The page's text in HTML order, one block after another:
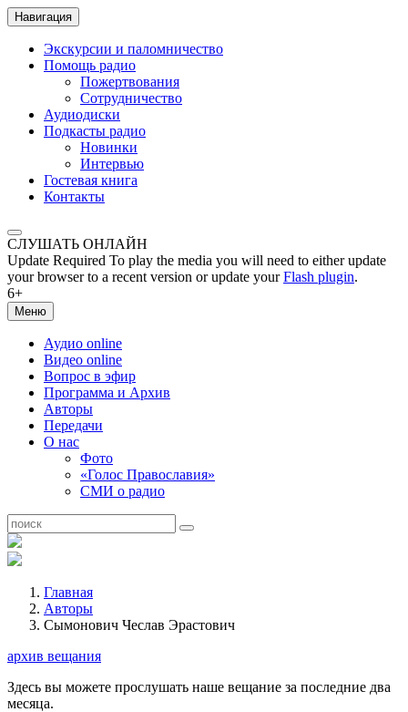
Навигация
Экскурсии и паломничество
Помощь радио
Пожертвования
Сотрудничество
Аудиодиски
Подкасты радио
Новинки
Интервью
Гостевая книга
Контакты
СЛУШАТЬ ОНЛАЙН
Update Required To play the media you will need to either update
your browser to a recent version or update yourFlash plugin.
6+
Меню
Аудио online
Видео online
Вопрос в эфир
Программа и Архив
Авторы
Передачи
О нас
Фото
«Голос Православия»
СМИ о радио
Главная
Авторы
Сымонович Чеслав Эрастович
архив вещания
Здесь вы можете прослушать наше вещание за последние два
месяца.